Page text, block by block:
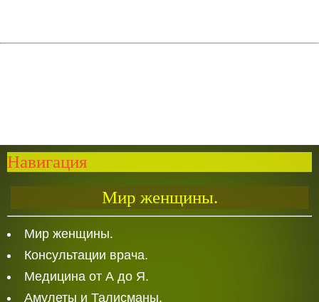
Навигация
Мир женщины.
Мир женщины.
Консультации врача.
Медицина от А до Я.
Амулеты и Талисманы.